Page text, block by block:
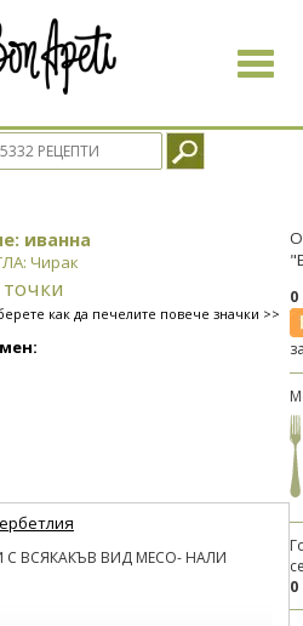
Toggle
иванна
Чирак
точки
как да печелите повече значки >>
ВСЯКАКЪВ ВИД МЕСО- НАЛИ
0